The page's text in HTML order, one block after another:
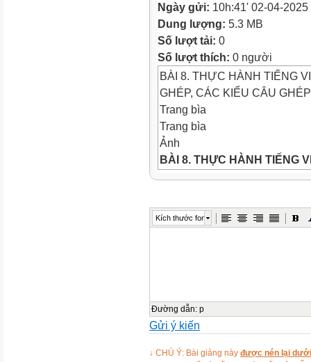
Ngày gửi: 10h:41' 02-04-2025
Dung lượng: 5.3 MB
Số lượt tải: 0
Số lượt thích: 0 người
BÀI 8. THỰC HÀNH TIẾNG
GHÉP, CÁC KIỂU CÂU GHÉP
Trang bìa
Trang bìa
Ảnh
BÀI 8. THỰC HÀNH TIẾNG
Thực hành
Đặt câu với các hình ảnh
Thực hành
Ảnh
Kích thước font
Đường dẫn: p
Gửi ý kiến
↓ CHÚ Ý: Bài giảng này được nén lại